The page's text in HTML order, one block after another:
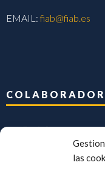
las
EMAIL:fiab@fiab.es